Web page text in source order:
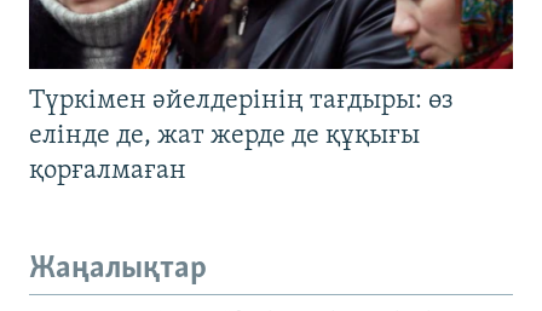
Түркімен әйелдерінің тағдыры: өз
елінде де, жат жерде де құқығы
қорғалмаған
Жаңалықтар